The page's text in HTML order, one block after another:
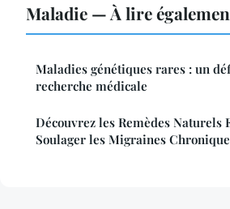
Maladie — À lire
Maladies génétiques rares : un
recherche médicale
Découvrez les Remèdes Naturels
Soulager les Migraines